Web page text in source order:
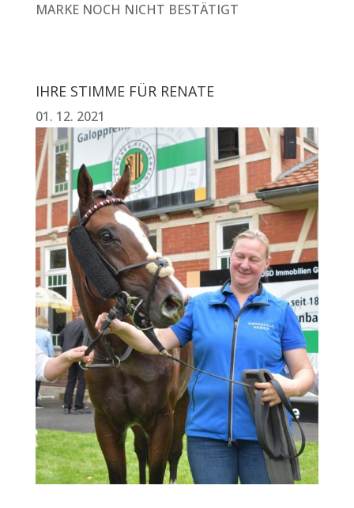
MARKE NOCH NICHT BESTÄTIGT
IHRE STIMME FÜR RENATE
01. 12. 2021